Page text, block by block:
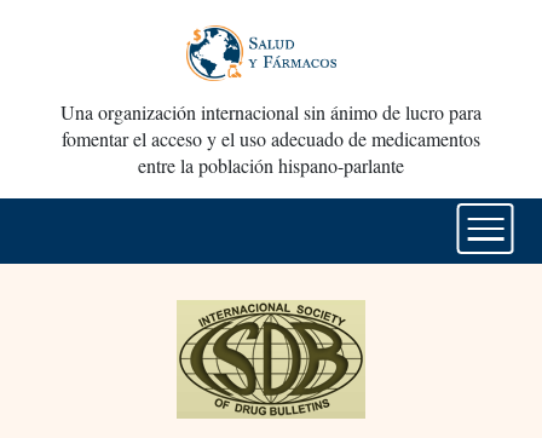
Una organización internacional sin ánimo de lucro para
fomentar el acceso y el uso adecuado de medicamentos
entre la población hispano-parlante